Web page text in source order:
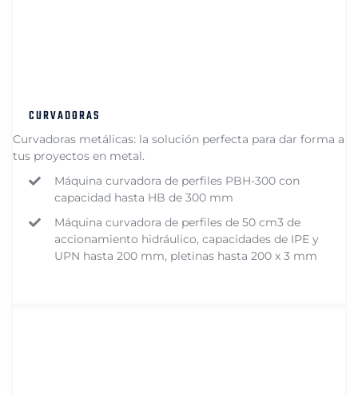
CURVADORAS
Curvadoras metálicas: la solución perfecta para dar forma a
tus proyectos en metal.
Máquina curvadora de perfiles PBH-300 con
capacidad hasta HB de 300 mm
Máquina curvadora de perfiles de 50 cm3 de
accionamiento hidráulico, capacidades de IPE y
UPN hasta 200 mm, pletinas hasta 200 x 3 mm